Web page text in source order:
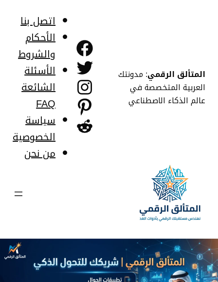
المتألق الرقمي: مدونتك
العربية المتخصصة في
عالم الذكاء الاصطناعي
فيسبوك
تويتر
إنستجرام
بينتريست
ريديت
اتصل بنا
الأحكام
والشروط
الأسئلة
الشائعة
FAQ
سياسة
الخصوصية
من نحن